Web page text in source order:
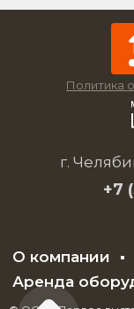
Политика
г.
+7
О компании
Аренда